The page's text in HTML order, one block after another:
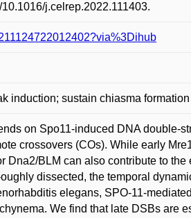
j.celrep.2022.111403.
induction; sustain chiasma formation
on Spo11-induced DNA double-
crossovers (COs). While early
Dna2/BLM can also contribute to
dissected, the temporal
elegans, SPO-11-
We find that late DSBs are